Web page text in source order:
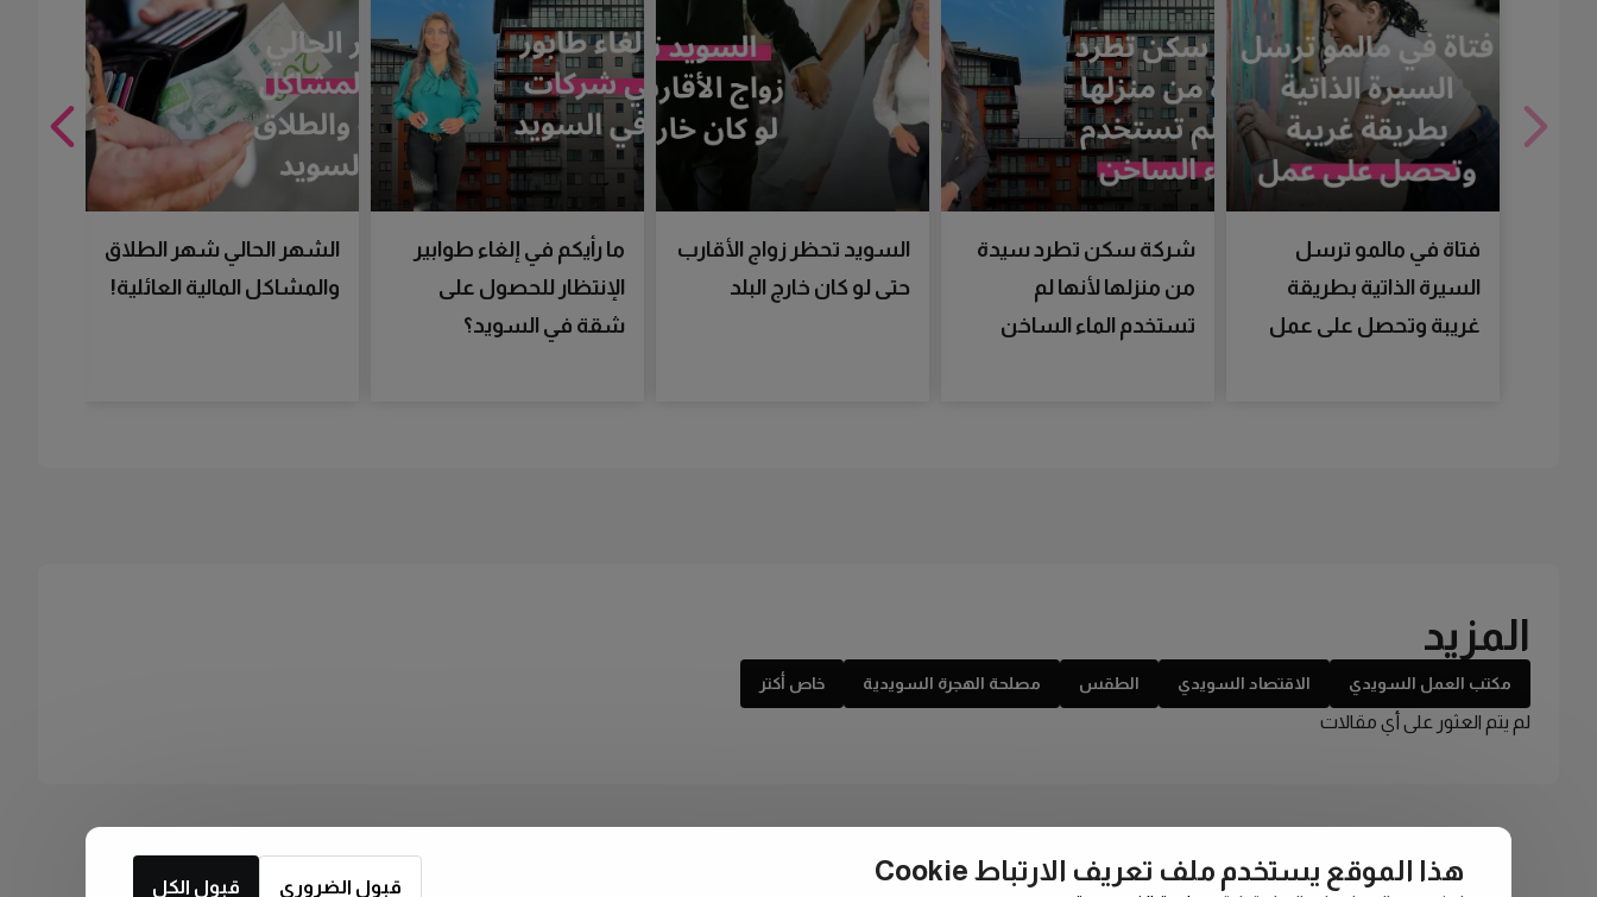
فتاة في مالمو ترسل
السيرة الذاتية بطريقة
غريبة وتحصل على عمل
شركة سكن تطرد سيدة
من منزلها لأنها لم
تستخدم الماء الساخن
السويد تحظر زواج الأقارب
حتى لو كان خارج البلد
ما رأيكم في إلغاء طوابير
الإنتظار للحصول على
شقة في السويد؟
الشهر الحالي شهر الطلاق
والمشاكل المالية العائلية!
المزيد
مكتب العمل السويدي الاقتصاد السويدي الطقس مصلحة الهجرة السويدية خاص أكتر
لم يتم العثور على أي مقالات
هذا الموقع يستخدم ملف تعريف الارتباط Cookie
قبول الكل قبول الضروري